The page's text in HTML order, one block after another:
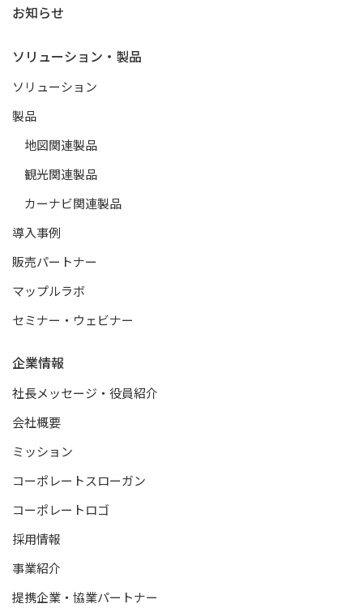
お知らせ
ソリューション・製品
ソリューション
製品
地図関連製品
観光関連製品
カーナビ関連製品
導入事例
販売パートナー
マップルラボ
セミナー・ウェビナー
企業情報
社長メッセージ・役員紹介
会社概要
ミッション
コーポレートスローガン
コーポレートロゴ
採用情報
事業紹介
提携企業・協業パートナー